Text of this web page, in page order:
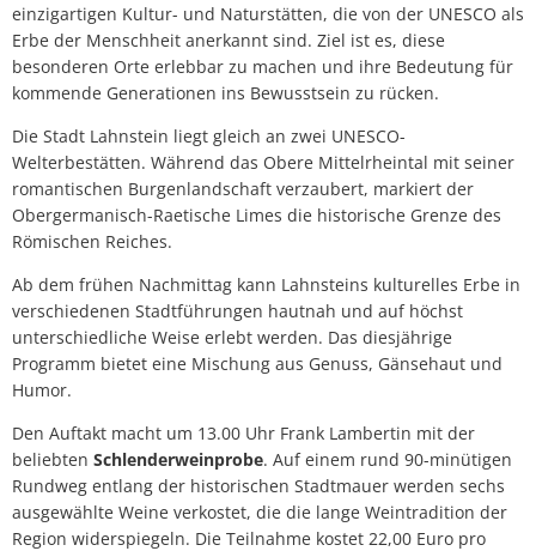
einzigartigen Kultur- und Naturstätten, die von der UNESCO als
Erbe der Menschheit anerkannt sind. Ziel ist es, diese
besonderen Orte erlebbar zu machen und ihre Bedeutung für
kommende Generationen ins Bewusstsein zu rücken.
Die Stadt Lahnstein liegt gleich an zwei UNESCO-
Welterbestätten. Während das Obere Mittelrheintal mit seiner
romantischen Burgenlandschaft verzaubert, markiert der
Obergermanisch-Raetische Limes die historische Grenze des
Römischen Reiches.
Ab dem frühen Nachmittag kann Lahnsteins kulturelles Erbe in
verschiedenen Stadtführungen hautnah und auf höchst
unterschiedliche Weise erlebt werden. Das diesjährige
Programm bietet eine Mischung aus Genuss, Gänsehaut und
Humor.
Den Auftakt macht um 13.00 Uhr Frank Lambertin mit der
beliebten Schlenderweinprobe. Auf einem rund 90-minütigen
Rundweg entlang der historischen Stadtmauer werden sechs
ausgewählte Weine verkostet, die die lange Weintradition der
Region widerspiegeln. Die Teilnahme kostet 22,00 Euro pro